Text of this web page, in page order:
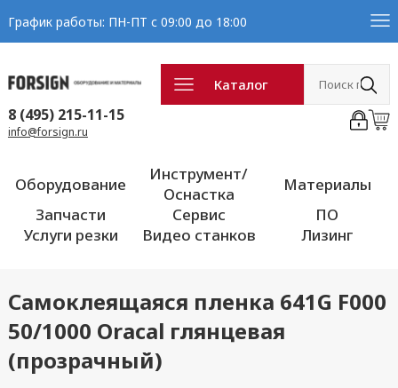
График работы: ПН-ПТ с 09:00 до 18:00
Каталог
8 (495) 215-11-15
info@forsign.ru
Оборудование
Инструмент/
Оснастка
Материалы
Запчасти
Сервис
ПО
Услуги резки
Видео станков Лизинг
Самоклеящаяся пленка 641G F000
50/1000 Oracal глянцевая
(прозрачный)